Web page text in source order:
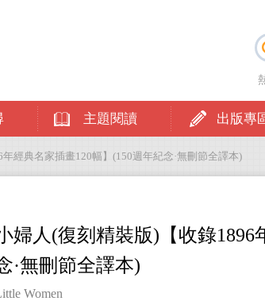
主題閱讀 出版專
經典名家插畫120幅】(150週年紀念·無刪節全譯本)
婦人(復刻精裝版)【收錄1896
·無刪節全譯本)
Women